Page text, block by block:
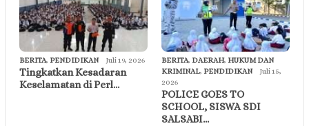
BERITA, PENDIDIKAN Juli 19, 2026
Tingkatkan Kesadaran
Keselamatan di Perl…
BERITA, DAERAH, HUKUM DAN
KRIMINAL, PENDIDIKAN
Juli 15,
2026
POLICE GOES TO
SCHOOL, SISWA SDI
SALSABI…